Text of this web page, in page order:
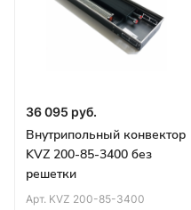
36 095 руб.
Внутрипольный конвектор
KVZ 200-85-3400 без
решетки
Арт. KVZ 200-85-3400